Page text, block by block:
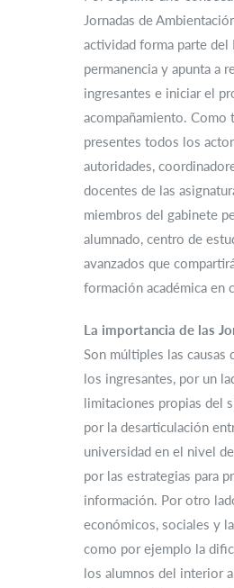
Jornadas de
actividad forma parte del
permanencia y apunta a
ingresantes e iniciar el
acompañamiento. Como
presentes todos los
autoridades,
docentes de las
miembros del gabinete
alumnado, centro de
avanzados que
formación académica en
La importancia de las
Son múltiples las causas
los ingresantes, por un
limitaciones propias del
por la desarticulación
universidad en el nivel
por las estrategias para
información. Por otro
económicos, sociales y
como por ejemplo la
los alumnos del interior